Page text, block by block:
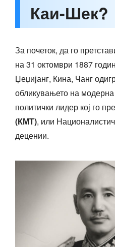
Каи-Шек?
За почеток, да го
на 31 октомври 1887
Џеџијанг, Кина, Чанг
обликувањето на
политички лидер кој го
(КМТ), или
децении.